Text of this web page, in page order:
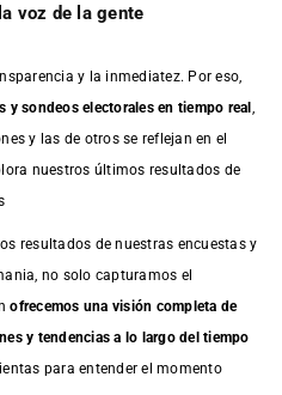
voz de la gente
y la inmediatez. Por eso,
y sondeos electorales en tiempo real
y las de otros se reflejan en el
nuestros últimos resultados de
resultados de nuestras encuestasy
no solo capturamos el
ofrecemos una visión completa de
y tendencias a lo largo del tiempo
para entender el momento